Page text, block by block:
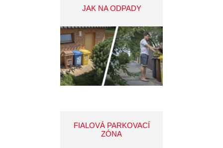
JAK NA ODPADY
FIALOVÁ PARKOVACÍ
ZÓNA